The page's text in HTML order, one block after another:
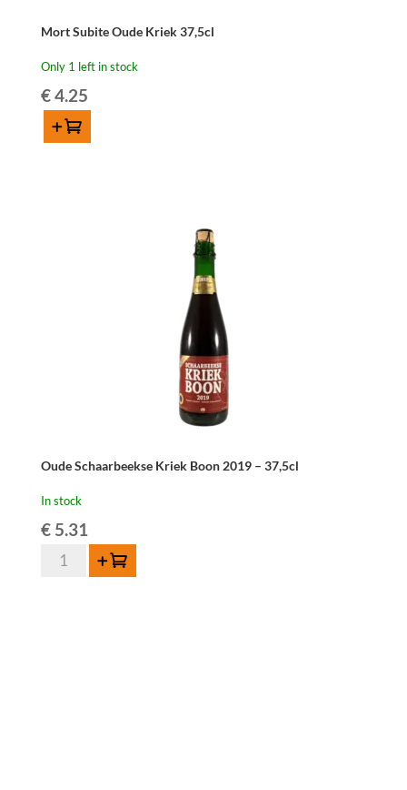
Mort Subite Oude Kriek 37,5cl
Only 1 left in stock
€4.25
Add to cart
Oude Schaarbeekse Kriek Boon 2019 – 37,5cl
In stock
€5.31
Oude
Schaarbeekse
Add to cart